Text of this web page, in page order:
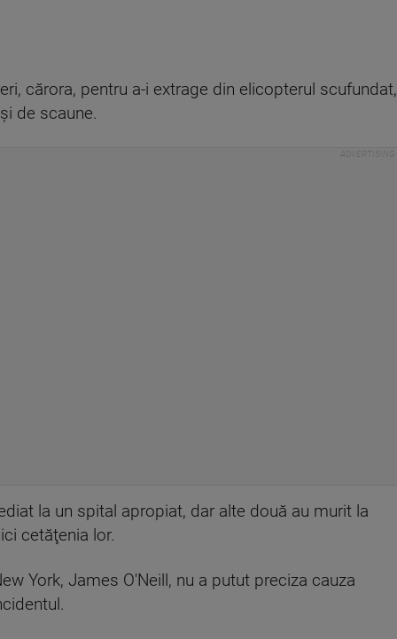
cărora, pentru a-i extrage din elicopterul scufundat,
de scaune.
la un spital apropiat, dar alte două au murit la
cetăţenia lor.
York, James O'Neill, nu a putut preciza cauza